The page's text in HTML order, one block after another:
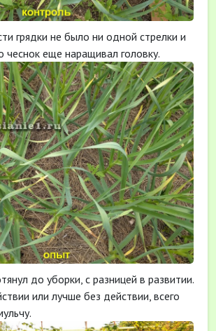
грядки не было ни одной стрелки и
чеснок еще наращивал головку.
до уборки, с разницей в развитии.
или лучше без действии, всего